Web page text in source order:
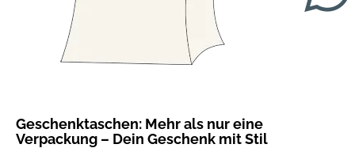
Geschenktaschen: Mehr als nur eine
Verpackung – Dein Geschenk mit Stil